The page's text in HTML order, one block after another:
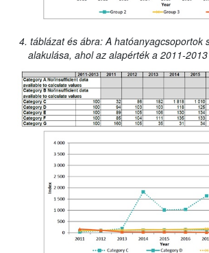
4. táblázat és ábra: A hatóanyagcsoportok
alakulása, ahol az alapérték a 2011-